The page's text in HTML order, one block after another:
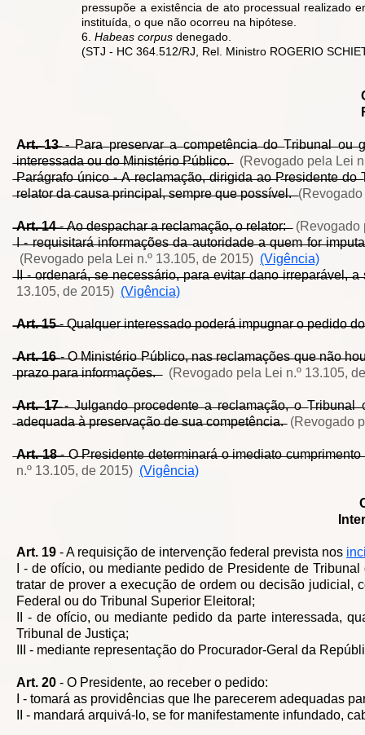
pressupõe a existência de ato processual realizado
instituída, o que não ocorreu na hipótese.
6. Habeas corpus denegado.
(STJ - HC 364.512/RJ, Rel. Ministro ROGERIO
A̶r̶t̶.̶ ̶1̶3̶̶-̶ ̶P̶a̶r̶a̶ ̶p̶r̶e̶s̶e̶r̶v̶a̶r̶ ̶a̶ ̶c̶o̶m̶p̶e̶t̶ê̶n̶c̶i̶a̶ ̶d̶o̶ ̶T̶r̶i̶b̶u̶n̶a̶l̶ ̶o̶u̶
̶i̶n̶t̶e̶r̶e̶s̶s̶a̶d̶a̶ ̶o̶u̶ ̶d̶o̶ ̶M̶i̶n̶i̶s̶t̶é̶r̶i̶o̶ ̶P̶ú̶b̶l̶i̶c̶o̶.̶ (Revogado pela Lei
̶P̶a̶r̶á̶g̶r̶a̶f̶o̶ ̶ú̶n̶i̶c̶o̶ ̶-̶ ̶A̶ ̶r̶e̶c̶l̶a̶m̶a̶ç̶ã̶o̶,̶ ̶d̶i̶r̶i̶g̶i̶d̶a̶ ̶a̶o̶ ̶P̶r̶e̶s̶i̶d̶e̶n̶t̶e̶
̶r̶e̶l̶a̶t̶o̶r̶ ̶d̶a̶ ̶c̶a̶u̶s̶a̶ ̶p̶r̶i̶n̶c̶i̶p̶a̶l̶,̶ ̶s̶e̶m̶p̶r̶e̶ ̶q̶u̶e̶ ̶p̶o̶s̶s̶í̶v̶e̶l̶.̶ ̶ (Revogado
̶A̶r̶t̶.̶ ̶1̶4̶̶-̶ ̶A̶o̶ ̶d̶e̶s̶p̶a̶c̶h̶a̶r̶ ̶a̶ ̶r̶e̶c̶l̶a̶m̶a̶ç̶ã̶o̶,̶ ̶o̶ ̶r̶e̶l̶a̶t̶o̶r̶:̶ ̶(Revogado
̶I̶ ̶-̶ ̶r̶e̶q̶u̶i̶s̶i̶t̶a̶r̶á̶ ̶i̶n̶f̶o̶r̶m̶a̶ç̶õ̶e̶s̶ ̶d̶a̶ ̶a̶u̶t̶o̶r̶i̶d̶a̶d̶e̶ ̶a̶ ̶q̶u̶e̶m̶ ̶f̶o̶r̶
(Revogado pela Lei n.º 13.105, de 2015) (Vigência)
̶I̶I̶ ̶-̶ ̶o̶r̶d̶e̶n̶a̶r̶á̶,̶ ̶s̶e̶ ̶n̶e̶c̶e̶s̶s̶á̶r̶i̶o̶,̶ ̶p̶a̶r̶a̶ ̶e̶v̶i̶t̶a̶r̶ ̶d̶a̶n̶o̶ ̶i̶r̶r̶e̶p̶a̶r̶á̶v̶e̶l̶,̶
13.105, de 2015) (Vigência)
̶A̶r̶t̶.̶ ̶1̶5̶̶-̶ ̶Q̶u̶a̶l̶q̶u̶e̶r̶ ̶i̶n̶t̶e̶r̶e̶s̶s̶a̶d̶o̶ ̶p̶o̶d̶e̶r̶á̶ ̶i̶m̶p̶u̶g̶n̶a̶r̶ ̶o̶ ̶p̶e̶d̶i̶d̶o̶
̶A̶r̶t̶.̶ ̶1̶6̶̶-̶ ̶O̶ ̶M̶i̶n̶i̶s̶t̶é̶r̶i̶o̶ ̶P̶ú̶b̶l̶i̶c̶o̶,̶ ̶n̶a̶s̶ ̶r̶e̶c̶l̶a̶m̶a̶ç̶õ̶e̶s̶ ̶q̶u̶e̶ ̶n̶ã̶o̶
̶p̶r̶a̶z̶o̶ ̶p̶a̶r̶a̶ ̶i̶n̶f̶o̶r̶m̶a̶ç̶õ̶e̶s̶.̶ ̶ (Revogado pela Lei n.º 13.105,
̶A̶r̶t̶.̶ ̶1̶7̶̶-̶ ̶J̶u̶l̶g̶a̶n̶d̶o̶ ̶p̶r̶o̶c̶e̶d̶e̶n̶t̶e̶ ̶a̶ ̶r̶e̶c̶l̶a̶m̶a̶ç̶ã̶o̶,̶ ̶o̶ ̶T̶r̶i̶b̶u̶n̶a̶l̶
̶a̶d̶e̶q̶u̶a̶d̶a̶ ̶à̶ ̶p̶r̶e̶s̶e̶r̶v̶a̶ç̶ã̶o̶ ̶d̶e̶ ̶s̶u̶a̶ ̶c̶o̶m̶p̶e̶t̶ê̶n̶c̶i̶a̶.̶ (Revogado
A̶r̶t̶.̶ ̶1̶8̶̶-̶ ̶O̶ ̶P̶r̶e̶s̶i̶d̶e̶n̶t̶e̶ ̶d̶e̶t̶e̶r̶m̶i̶n̶a̶r̶á̶ ̶o̶ ̶i̶m̶e̶d̶i̶a̶t̶o̶
n.º 13.105, de 2015) (Vigência)
Art. 19 - A requisição de intervenção federal prevista nos
I - de ofício, ou mediante pedido de Presidente de
tratar de prover a execução de ordem ou decisão judicial,
Federal ou do Tribunal Superior Eleitoral;
II - de ofício, ou mediante pedido da parte interessada,
Tribunal de Justiça;
III - mediante representação do Procurador-Geral da
Art. 20 - O Presidente, ao receber o pedido:
I - tomará as providências que lhe parecerem adequadas
II - mandará arquivá-lo, se for manifestamente infundado,